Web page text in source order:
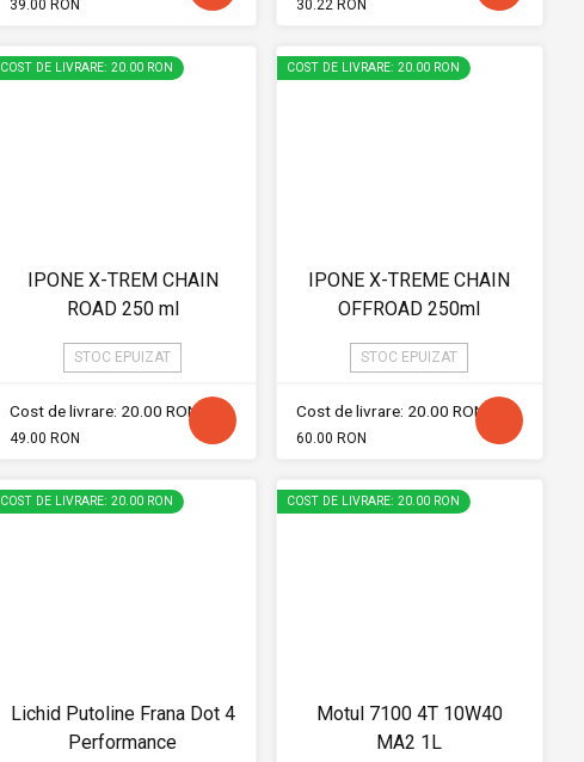
39.00 RON 30.22 RON
COST DE LIVRARE: 20.00 RON
IPONE X-TREM CHAIN
ROAD 250 ml
STOC EPUIZAT
Cost de livrare: 20.00 RON
49.00 RON
COST DE LIVRARE: 20.00 RON
IPONE X-TREME CHAIN
OFFROAD 250ml
STOC EPUIZAT
Cost de livrare: 20.00 RON
60.00 RON
COST DE LIVRARE: 20.00 RON
Lichid Putoline Frana Dot 4
Performance
COST DE LIVRARE: 20.00 RON
Motul 7100 4T 10W40
MA2 1L